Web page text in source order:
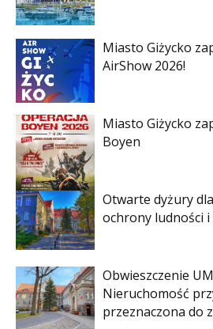
Miasto Giżycko
AirShow 2026!
Miasto Giżycko
Boyen
Otwarte dyżury
ochrony ludności
Obwieszczenie
Nieruchomość
przeznaczona do